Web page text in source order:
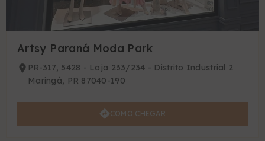
Artsy Paraná Moda Park
PR-317, 5428 - Loja 233/234 - Distrito Industrial 2
Maringá, PR 87040-190
COMO CHEGAR